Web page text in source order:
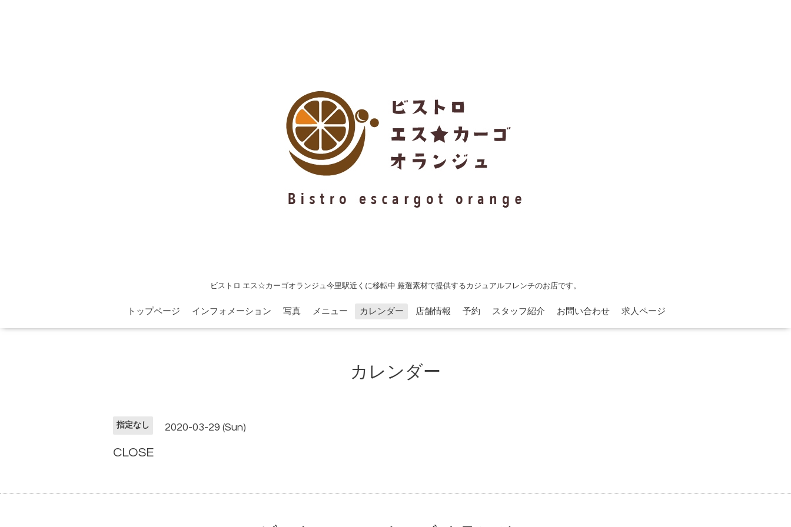
ビストロ エス☆カーゴオランジュ今里駅近くに移転中 厳選素材で提供するカジュアルフレンチのお店です。
トップページ インフォメーション 写真 メニュー カレンダー 店舗情報 予約 スタッフ紹介 お問い合わせ 求人ページ
カレンダー
指定なし 2020-03-29 (Sun)
CLOSE